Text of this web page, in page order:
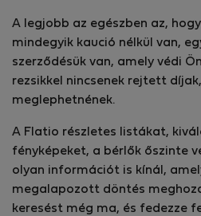
A legjobb az egészben az,
mindegyik kaució nélkül van,
szerződésük van, amely védi
rezsikkel nincsenek rejtett
meglephetnének.
A Flatio részletes listákat,
fényképeket, a bérlők őszinte
olyan információt is kínál,
megalapozott döntés
keresést még ma, és fedezze